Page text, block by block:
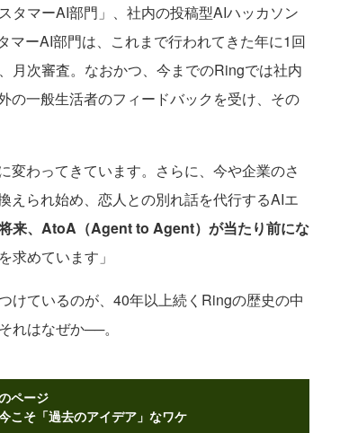
タマーAI部門」、社内の投稿型AIハッカソン
ーAI部門は、これまで行われてきた年に1回
月次審査。なおかつ、今までのRingでは社内
の一般生活者のフィードバックを受け、その
変わってきています。さらに、今や企業のさ
えられ始め、恋人との別れ話を代行するAIエ
来、AtoA（Agent to Agent）が当たり前にな
求めています」
けているのが、40年以上続くRingの歴史の中
れはなぜか──。
ページ
そ「過去のアイデア」なワケ